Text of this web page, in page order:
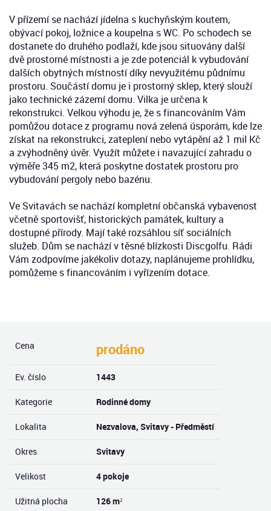
V přízemí se nachází jídelna s kuchyňským koutem,
obývací pokoj, ložnice a koupelna s WC. Po schodech se
dostanete do druhého podlaží, kde jsou situovány další
dvě prostorné místnosti a je zde potenciál k vybudování
dalších obytných místností díky nevyužitému půdnímu
prostoru. Součástí domu je i prostorný sklep, který slouží
jako technické zázemí domu. Vilka je určena k
rekonstrukci. Velkou výhodu je, že s financováním Vám
pomůžou dotace z programu nová zelená úsporám, kde lze
získat na rekonstrukci, zateplení nebo vytápění až 1 mil Kč
a zvýhodněný úvěr. Využít můžete i navazující zahradu o
výměře 345 m2, která poskytne dostatek prostoru pro
vybudování pergoly nebo bazénu.
Ve Svitavách se nachází kompletní občanská vybavenost
včetně sportovišť, historických památek, kultury a
dostupné přírody. Mají také rozsáhlou síť sociálních
služeb. Dům se nachází v těsné blízkosti Discgolfu. Rádi
Vám zodpovíme jakékoliv dotazy, naplánujeme prohlídku,
pomůžeme s financováním i vyřízením dotace.
Cena prodáno
Ev. číslo 1443
Kategorie Rodinné domy
Lokalita Nezvalova, Svitavy - Předměstí
Okres Svitavy
Velikost 4 pokoje
Užitná plocha 126 m²